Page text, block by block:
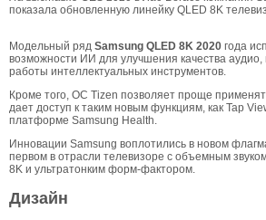
показала обновленную линейку QLED 8K
Модельный ряд Samsung QLED 8K 2020 года
возможности ИИ для улучшения качества аудио,
работы интеллектуальных инструментов.
Кроме того, ОС Tizen позволяет проще
дает доступ к таким новым функциям, как Tap
платформе Samsung Health.
Инновации Samsung воплотились в новом
первом в отрасли телевизоре с объемным
8K и ультратонким форм-фактором.
Дизайн